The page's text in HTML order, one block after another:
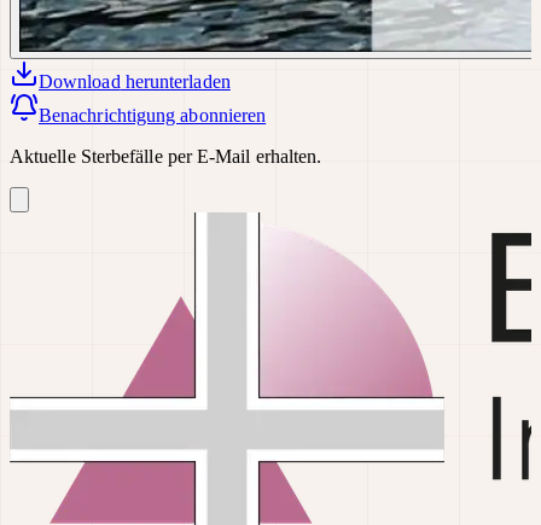
Download herunterladen
Benachrichtigung abonnieren
Aktuelle Sterbefälle per E-Mail erhalten.